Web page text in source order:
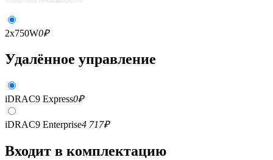
2x750W0₽
Удалённое управление
iDRAC9 Express0₽
iDRAC9 Enterprise4 717₽
Входит в комплектацию